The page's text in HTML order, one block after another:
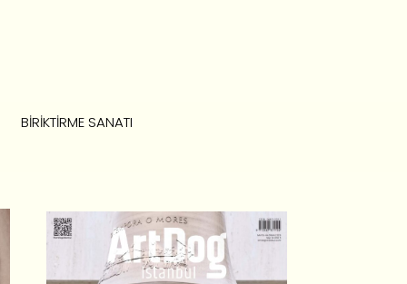
BIRIKTIRME SANATI